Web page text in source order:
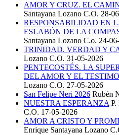
AMOR Y CRUZ. EL
Santayana Lozano C.O. 28-
RESPONSABILIDAD EN
ESLABÓN DE LA
Santayana Lozano C.o. 24-
TRINIDAD. VERDAD Y
Lozano C.O. 31-05-2026
PENTECOSTÉS. LA
DEL AMOR Y EL
Lozano C.O. 27-05-2026
San Felipe Neri 2026 Rubén
NUESTRA ESPERANZA P.
C.O. 17-05-2026
AMOR A CRISTO Y
Enrique Santayana Lozano